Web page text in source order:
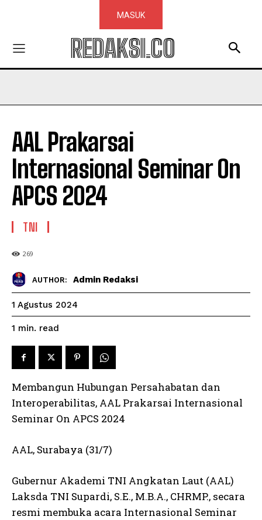
MASUK
REDAKSI.CO
AAL Prakarsai
Internasional Seminar On
APCS 2024
TNI
269
AUTHOR: Admin Redaksi
1 Agustus 2024
1 min. read
Membangun Hubungan Persahabatan dan
Interoperabilitas, AAL Prakarsai Internasional
Seminar On APCS 2024
AAL, Surabaya (31/7)
Gubernur Akademi TNI Angkatan Laut (AAL)
Laksda TNI Supardi, S.E., M.B.A., CHRMP., secara
resmi membuka acara Internasional Seminar